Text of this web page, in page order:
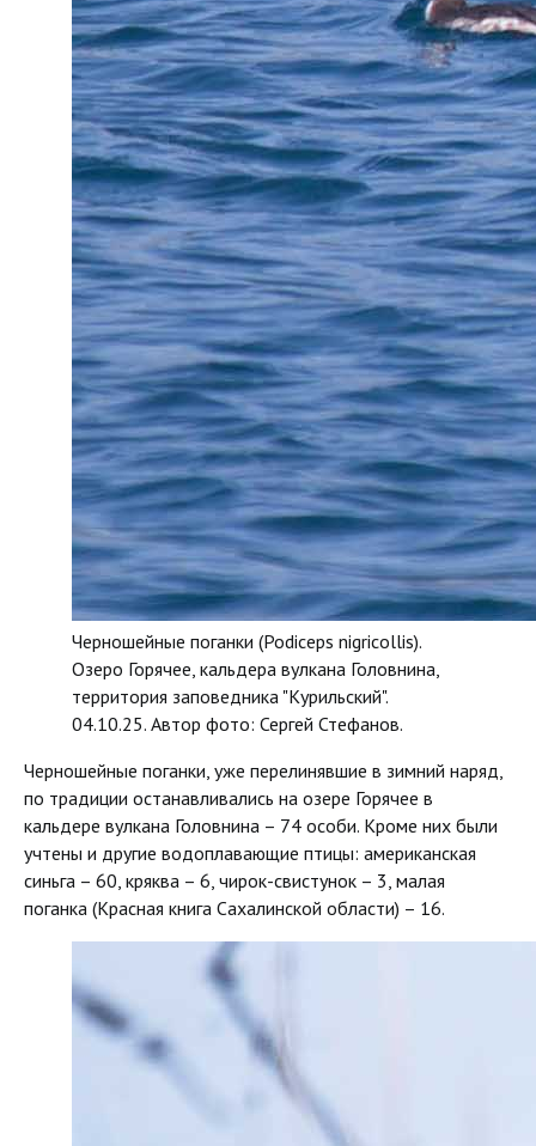
Черношейные поганки (Podiceps nigricollis).
Озеро Горячее, кальдера вулкана Головнина,
территория заповедника "Курильский".
04.10.25. Автор фото: Сергей Стефанов.
Черношейные поганки, уже перелинявшие в зимний наряд,
по традиции останавливались на озере Горячее в
кальдере вулкана Головнина – 74 особи. Кроме них были
учтены и другие водоплавающие птицы: американская
синьга – 60, кряква – 6, чирок-свистунок – 3, малая
поганка (Красная книга Сахалинской области) – 16.